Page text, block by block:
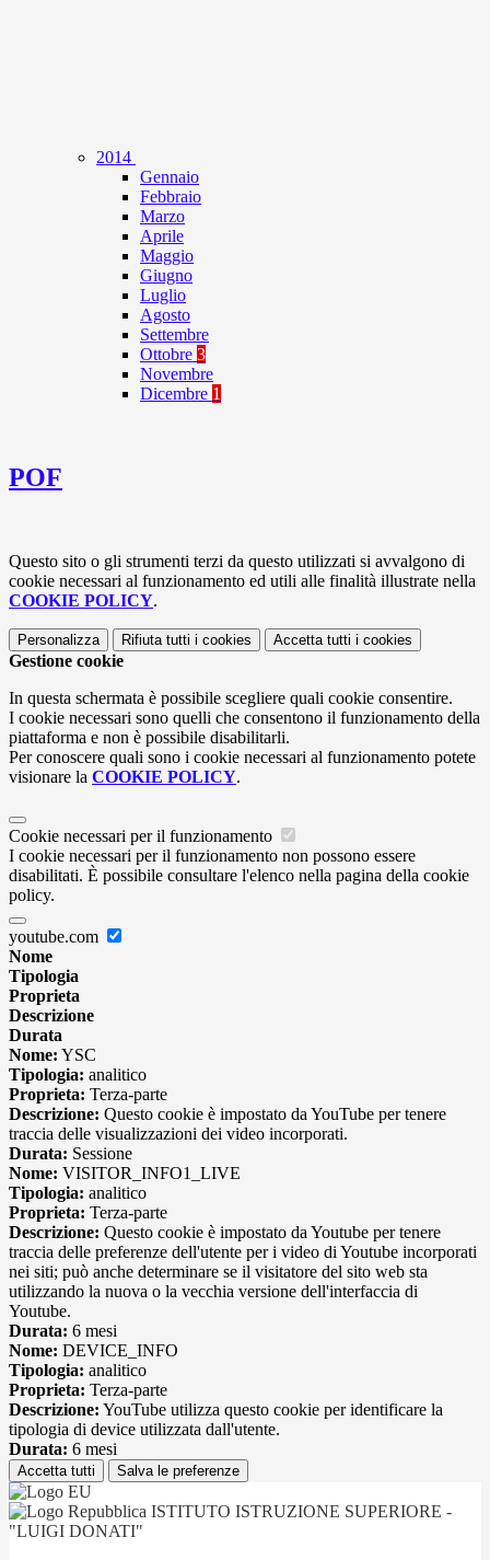
2014
Gennaio
Febbraio
Marzo
Aprile
Maggio
Giugno
Luglio
Agosto
Settembre
Ottobre 3
Novembre
Dicembre 1
POF
Questo sito o gli strumenti terzi da questo utilizzati si avvalgono di
cookie necessari al funzionamento ed utili alle finalità illustrate nella
COOKIE POLICY.
Personalizza Rifiuta tutti i cookies Accetta tutti i cookies
Gestione cookie
In questa schermata è possibile scegliere quali cookie consentire.
I cookie necessari sono quelli che consentono il funzionamento della
piattaforma e non è possibile disabilitarli.
Per conoscere quali sono i cookie necessari al funzionamento potete
visionare la COOKIE POLICY.
Cookie necessari per il funzionamento
I cookie necessari per il funzionamento non possono essere
disabilitati. È possibile consultare l'elenco nella pagina della cookie
policy.
youtube.com
Nome
Tipologia
Proprieta
Descrizione
Durata
Nome: YSC
Tipologia: analitico
Proprieta: Terza-parte
Descrizione: Questo cookie è impostato da YouTube per tenere
traccia delle visualizzazioni dei video incorporati.
Durata: Sessione
Nome: VISITOR_INFO1_LIVE
Tipologia: analitico
Proprieta: Terza-parte
Descrizione: Questo cookie è impostato da Youtube per tenere
traccia delle preferenze dell'utente per i video di Youtube incorporati
nei siti; può anche determinare se il visitatore del sito web sta
utilizzando la nuova o la vecchia versione dell'interfaccia di
Youtube.
Durata: 6 mesi
Nome: DEVICE_INFO
Tipologia: analitico
Proprieta: Terza-parte
Descrizione: YouTube utilizza questo cookie per identificare la
tipologia di device utilizzata dall'utente.
Durata: 6 mesi
Accetta tutti Salva le preferenze
ISTITUTO ISTRUZIONE SUPERIORE -
"LUIGI DONATI"